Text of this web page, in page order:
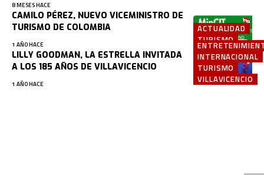
8 MESES HACE
ACTUALIDAD
TURISMO
CAMILO PÉREZ, NUEVO VICEMINISTRO DE
TURISMO DE COLOMBIA
1 AÑO HACE
INTERNACIONAL
TURISMO
VILLAVICENCIO
LILLY GOODMAN, LA ESTRELLA INVITADA
A LOS 185 AÑOS DE VILLAVICENCIO
1 AÑO HACE